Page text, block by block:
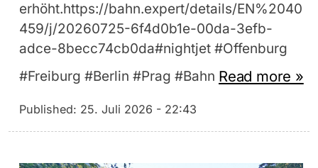
erhöht.https://bahn.expert/details/EN%2040
459/j/20260725-6f4d0b1e-00da-3efb-
adce-8becc74cb0da#nightjet #Offenburg
#Freiburg #Berlin #Prag #Bahn Read more »
Published: 25. Juli 2026 - 22:43